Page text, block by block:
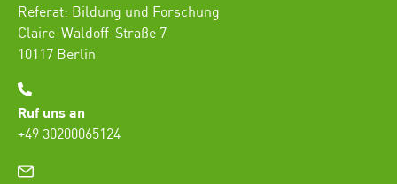
Referat: Bildung und Forschung
Claire-Waldoff-Straße 7
10117 Berlin
Ruf uns an
+49 30200065124